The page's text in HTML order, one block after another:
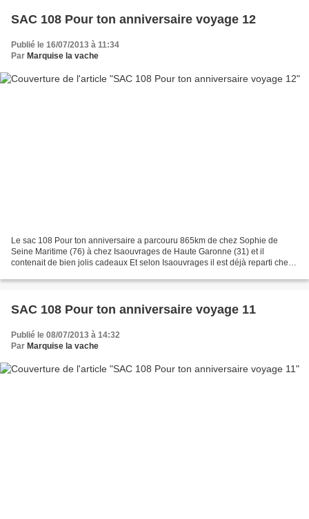
SAC 108 Pour ton anniversaire voyage 12
Publié le 16/07/2013 à 11:34
Par Marquise la vache
Le sac 108 Pour ton anniversaire a parcouru 865km de chez Sophie de
Seine Maritime (76) à chez Isaouvrages de Haute Garonne (31) et il
contenait de bien jolis cadeaux Et selon Isaouvrages il est déjà reparti chez
SAC 108 Pour ton anniversaire voyage 11
Publié le 08/07/2013 à 14:32
Par Marquise la vache